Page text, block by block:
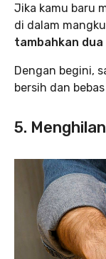
Jika kamu baru
di dalam
tambahkan dua
Dengan begini,
bersih dan
5.